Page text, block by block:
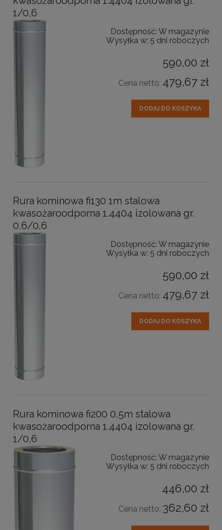
1/0,6
Dostępność: W magazynie
Wysyłka w: 5 dni roboczych
590,00 zł
Cena netto: 479,67 zł
DODAJ DO KOSZYKA
Rura kominowa fi130 1m stalowa
kwasożaroodporna 1.4404 izolowana gr.
0,6/0,6
Dostępność: W magazynie
Wysyłka w: 5 dni roboczych
590,00 zł
Cena netto: 479,67 zł
DODAJ DO KOSZYKA
Rura kominowa fi200 0,5m stalowa
kwasożaroodporna 1.4404 izolowana gr.
1/0,6
Dostępność: W magazynie
Wysyłka w: 5 dni roboczych
446,00 zł
Cena netto: 362,60 zł